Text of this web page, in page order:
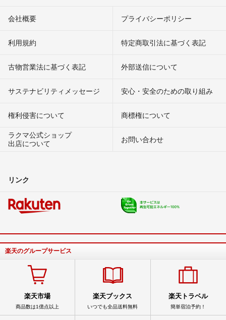
会社概要 プライバシーポリシー
利用規約 特定商取引法に基づく表記
古物営業法に基づく表記 外部送信について
サステナビリティメッセージ 安心・安全のための取り組み
権利侵害について
商標権について
ラクマ公式ショップ
出店について
お問い合わせ
リンク
楽天のグループサービス
楽天市場
商品数は1億点以上
楽天ブックス
いつでも全品送料無料
楽天トラベル
簡単宿泊予約！